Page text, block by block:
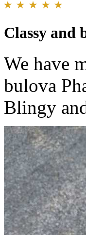
Classy and
We have
bulova
Blingy